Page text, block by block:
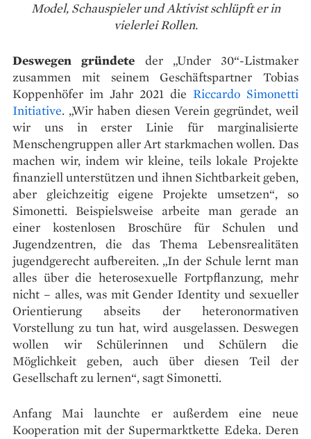
Model, Schauspieler und Aktivist schlüpft er in
vielerlei Rollen.
Deswegen gründete der „Under 30“-Listmaker
zusammen mit seinem Geschäftspartner Tobias
Koppenhöfer im Jahr 2021 die Riccardo Simonetti
Initiative. „Wir haben diesen Verein gegründet, weil
wir uns in erster Linie für marginalisierte
Menschengruppen aller Art starkmachen wollen. Das
machen wir, indem wir kleine, teils lokale Projekte
finanziell unterstützen und ihnen Sichtbarkeit geben,
aber gleichzeitig eigene Projekte umsetzen“, so
Simonetti. Beispielsweise arbeite man gerade an
einer kostenlosen Broschüre für Schulen und
Jugendzentren, die das Thema Lebensrealitäten
jugendgerecht aufbereiten. „In der Schule lernt man
alles über die heterosexuelle Fortpflanzung, mehr
nicht – alles, was mit Gender Identity und sexueller
Orientierung abseits der heteronormativen
Vorstellung zu tun hat, wird ausgelassen. Deswegen
wollen wir Schülerinnen und Schülern die
Möglichkeit geben, auch über diesen Teil der
Gesellschaft zu lernen“, sagt Simonetti.
Anfang Mai launchte er außerdem eine neue
Kooperation mit der Supermarktkette Edeka. Deren